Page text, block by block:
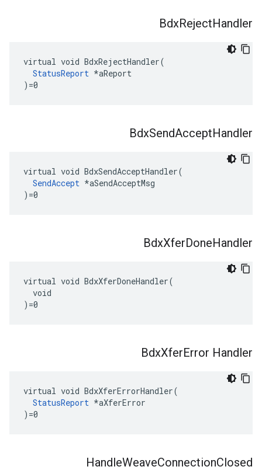
BdxRejectHandler
virtual void BdxRejectHandler(
StatusReport *aReport
)=0
BdxSendAcceptHandler
virtual void BdxSendAcceptHandler(
SendAccept *aSendAcceptMsg
)=0
BdxXferDoneHandler
virtual void BdxXferDoneHandler(
  void
)=0
BdxXferError Handler
virtual void BdxXferErrorHandler(
StatusReport *aXferError
)=0
HandleWeaveConnectionClosed